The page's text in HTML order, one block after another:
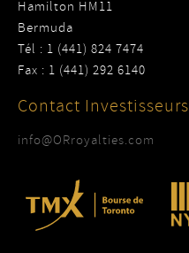
Hamilton HM11
Bermuda
Tél : 1 (441) 824 7474
Fax : 1 (441) 292 6140
Contact Investisseurs
info@ORroyalties.com